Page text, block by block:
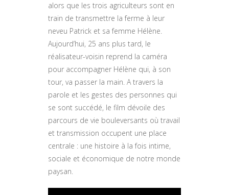
alors que les trois agriculteurs sont en
train de transmettre la ferme à leur
neveu Patrick et sa femme Hélène.
Aujourd’hui, 25 ans plus tard, le
réalisateur-voisin reprend la caméra
pour accompagner Hélène qui, à son
tour, va passer la main. A travers la
parole et les gestes des personnes qui
se sont succédé, le film dévoile des
parcours de vie bouleversants où travail
et transmission occupent une place
centrale : une histoire à la fois intime,
sociale et économique de notre monde
paysan.